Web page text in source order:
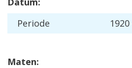
Periode
Maten: